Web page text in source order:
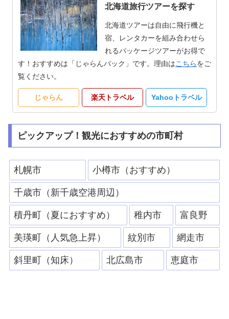
北海道旅行ツアーを探す
北海道ツアーは自由に飛行機と
宿、レンタカーを組み合わせら
れるパッケージツアーがお得で
す！おすすめは「じゃらんパック」です。理由はこちらをご
覧ください。
じゃらん 楽天トラベル Yahooトラベル
ピックアップ！観光におすすめの市町村
札幌市 小樽市（おすすめ）
千歳市（新千歳空港周辺）
積丹町（夏におすすめ） 稚内市 富良野
美瑛町（人気急上昇） 紋別市 網走市
斜里町（知床） 北広島市 恵庭市